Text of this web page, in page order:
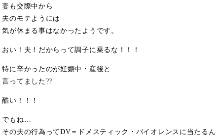
妻も交際中から
夫のモテようには
気が休まる事はなかったようです。
おい！夫！だからって調子に乗るな！！！
特に辛かったのが妊娠中・産後と
言ってました??
酷い！！！
でもね…
その夫の行為ってDV＝ドメスティック・バイオレンスに当たるん